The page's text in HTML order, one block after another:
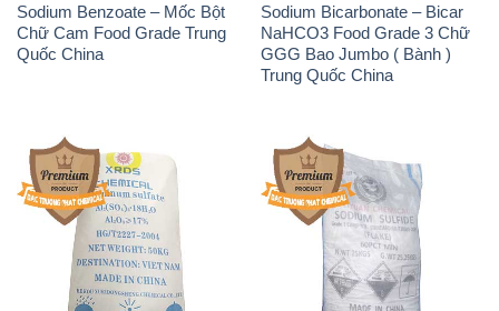
Sodium Benzoate – Mốc Bột
Chữ Cam Food Grade Trung
Quốc China
Sodium Bicarbonate – Bicar
NaHCO3 Food Grade 3 Chữ
GGG Bao Jumbo ( Bành )
Trung Quốc China